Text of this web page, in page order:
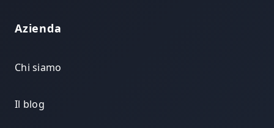
Azienda
Chi siamo
Il blog